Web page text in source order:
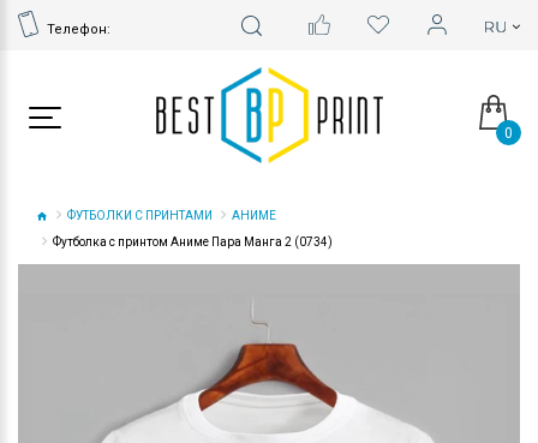
Телефон:
0
ФУТБОЛКИ С ПРИНТАМИ
АНИМЕ
Футболка с принтом Аниме Пара Манга 2 (0734)